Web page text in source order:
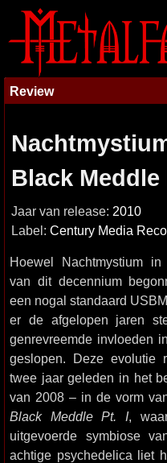
Review
Black Meddle
Jaar van release: 2010
Label: Century Media
Hoewel Nachtmystium
van dit decennium
een nogal standaard
er de afgelopen jaren
genrevreemde invloeden
geslopen. Deze evolutie
twee jaar geleden in het
van 2008 – in de vorm
Black Meddle Pt. I,
uitgevoerde symbiose
achtige psychedelica liet